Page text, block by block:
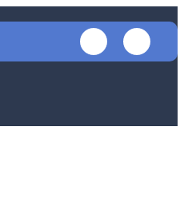
투명성보고서 인트라넷